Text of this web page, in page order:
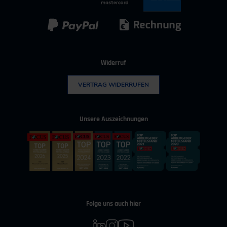
Widerruf
VERTRAG WIDERRUFEN
Unsere Auszeichnungen
Folge uns auch hier